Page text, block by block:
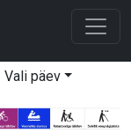
Vali päev